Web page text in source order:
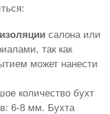
салона или
так как
может нанести
количество бухт
6-8 мм. Бухта